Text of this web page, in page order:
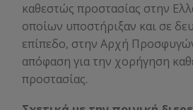
καθεστώς προστασίας στην
οποίων υποστήριξαν και σε
επίπεδο, στην Αρχή
απόφαση για την χορήγηση
προστασίας.